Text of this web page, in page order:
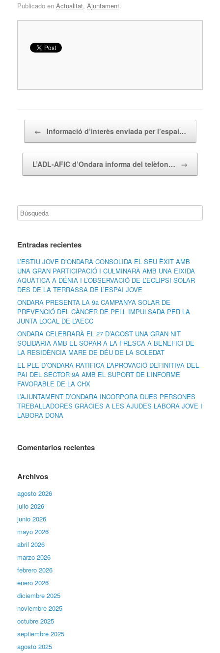
Publicado en Actualitat, Ajuntament.
← Informació d’interès enviada per l’espai…
L’ADL-AFIC d’Ondara informa del telèfon… →
Entradas recientes
L’ESTIU JOVE D’ONDARA CONSOLIDA EL SEU ÈXIT AMB
UNA GRAN PARTICIPACIÓ I CULMINARÀ AMB UNA EIXIDA
AQUÀTICA A DÉNIA I L’OBSERVACIÓ DE L’ECLIPSI SOLAR
DES DE LA TERRASSA DE L’ESPAI JOVE
ONDARA PRESENTA LA 9a CAMPANYA SOLAR DE
PREVENCIÓ DEL CÀNCER DE PELL IMPULSADA PER LA
JUNTA LOCAL DE L’AECC
ONDARA CELEBRARÀ EL 27 D’AGOST UNA GRAN NIT
SOLIDÀRIA AMB EL SOPAR A LA FRESCA A BENEFICI DE
LA RESIDÈNCIA MARE DE DÉU DE LA SOLEDAT
EL PLE D’ONDARA RATIFICA L’APROVACIÓ DEFINITIVA DEL
PAI DEL SECTOR 9A AMB EL SUPORT DE L’INFORME
FAVORABLE DE LA CHX
L’AJUNTAMENT D’ONDARA INCORPORA DUES PERSONES
TREBALLADORES GRÀCIES A LES AJUDES LABORA JOVE I
LABORA DONA
Comentarios recientes
Archivos
agosto 2026
julio 2026
junio 2026
mayo 2026
abril 2026
marzo 2026
febrero 2026
enero 2026
diciembre 2025
noviembre 2025
octubre 2025
septiembre 2025
agosto 2025